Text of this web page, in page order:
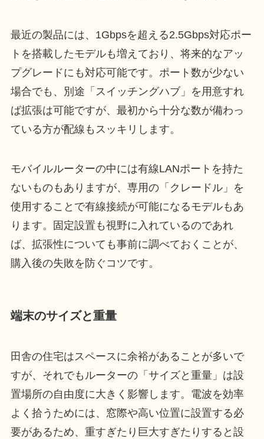
最近の製品には、1Gbpsを超える2.5Gbps対応ポー
トを搭載したモデルも増えており、将来的なアッ
プグレードにも対応可能です。ポート数が少ない
場合でも、別途「スイッチングハブ」を用意すれ
ば拡張は可能ですが、最初から十分な数が備わっ
ている方が配線もスッキリします。
モバイルルーターの中には有線LANポートを持た
ないものもありますが、専用の「クレードル」を
使用することで有線接続が可能になるモデルもあ
ります。固定設置も視野に入れているのであれ
ば、拡張性についても事前に調べておくことが、
購入後の失敗を防ぐコツです。
端末のサイズと重量
田舎の住宅はスペースに余裕があることが多いで
すが、それでもルーターの「サイズと重量」は設
置場所の自由度に大きく影響します。電波を効率
よく拾うためには、窓際や高い位置に設置する必
要があるため、重すぎたり巨大すぎたりすると設